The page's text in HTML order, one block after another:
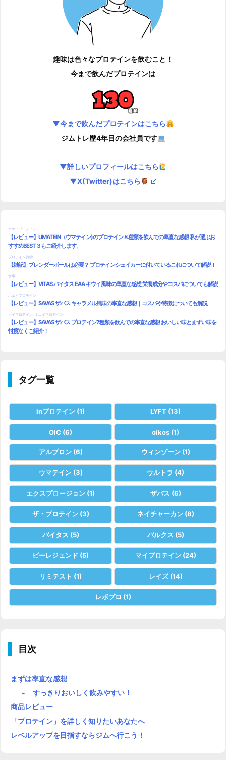
趣味は色々なプロテインを飲むこと！
今まで飲んだプロテインは
▼今まで飲んだプロテインはこちら
ジムトレ歴4年目の会社員です
▼詳しいプロフィールはこちら
▼X(Twitter)はこちら
タグ一覧
inプロテイン (1) LYFT (13)
OIC (6) oikos (1)
アルプロン(6) ウィンゾーン(1)
ウマテイン(3) ウルトラ (4)
エクスプロージョン (1) ザバス (6)
ザ・プロテイン(3) ネイチャーカン(8)
バイタス (5) バルクス (5)
ビーレジェンド (5) マイプロテイン(24)
リミテスト (1) レイズ(14)
レボプロ (1)
目次
まずは率直な感想
すっきりおいしく飲みやすい！
商品レビュー
「プロテイン」を詳しく知りたいあなたへ
レベルアップを目指すならジムへ行こう！